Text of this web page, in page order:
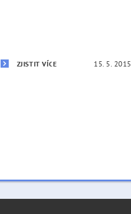
ZJISTIT VÍCE 15. 5. 2015